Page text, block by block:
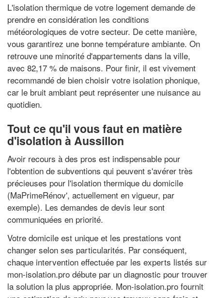
L'isolation thermique de votre logement demande de
prendre en considération les conditions
météorologiques de votre secteur. De cette manière,
vous garantirez une bonne température ambiante. On
retrouve une minorité d'appartements dans la ville,
avec 82,17 % de maisons. Pour finir, il est vivement
recommandé de bien choisir votre isolation phonique,
car le bruit ambiant peut représenter une nuisance au
quotidien.
Tout ce qu'il vous faut en matière
d'isolation à Aussillon
Avoir recours à des pros est indispensable pour
l'obtention de subventions qui peuvent s'avérer très
précieuses pour l'isolation thermique du domicile
(MaPrimeRénov', actuellement en vigueur, par
exemple). Les demandes de devis leur sont
communiquées en priorité.
Votre domicile est unique et les prestations vont
changer selon ses particularités. Par conséquent,
chaque intervention effectuée par les experts listés sur
mon-isolation.pro débute par un diagnostic pour trouver
la solution la plus appropriée. Mon-isolation.pro fournit